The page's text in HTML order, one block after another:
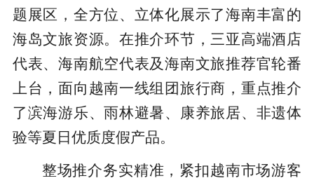
题展区，全方位、立体化展示了海南丰富的
海岛文旅资源。在推介环节，三亚高端酒店
代表、海南航空代表及海南文旅推荐官轮番
上台，面向越南一线组团旅行商，重点推介
了滨海游乐、雨林避暑、康养旅居、非遗体
验等夏日优质度假产品。
整场推介务实精准，紧扣越南市场游客